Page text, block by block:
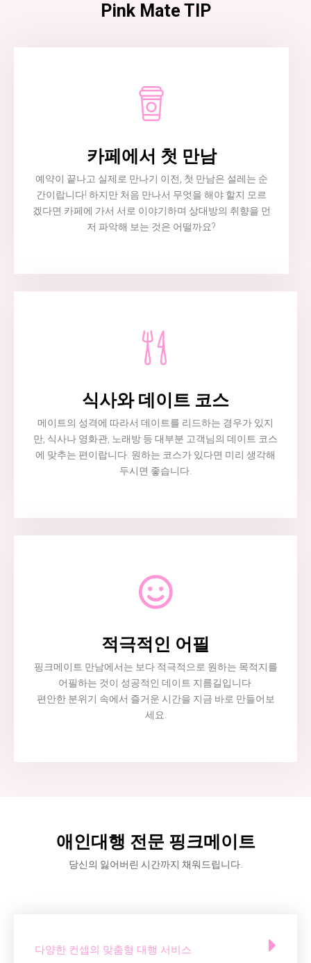
Pink Mate TIP
카페에서 첫 만남
예약이 끝나고 실제로 만나기 이전, 첫 만남은 설레는 순
간이랍니다! 하지만 처음 만나서 무엇을 해야 할지 모르
겠다면 카페에 가서 서로 이야기하며 상대방의 취향을 먼
저 파악해 보는 것은 어떨까요?
식사와 데이트 코스
메이트의 성격에 따라서 데이트를 리드하는 경우가 있지
만, 식사나 영화관, 노래방 등 대부분 고객님의 데이트 코스
에 맞추는 편이랍니다. 원하는 코스가 있다면 미리 생각해
두시면 좋습니다.
적극적인 어필
핑크메이트 만남에서는 보다 적극적으로 원하는 목적지를
어필하는 것이 성공적인 데이트 지름길입니다.
편안한 분위기 속에서 즐거운 시간을 지금 바로 만들어보
세요.
애인대행 전문 핑크메이트
당신의 잃어버린 시간까지 채워드립니다.
다양한 컨셉의 맞춤형 대행 서비스